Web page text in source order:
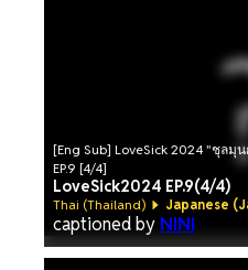
[Eng Sub] LoveSick 2024 "ชุลมุน
EP.9 [4/4]
LoveSick2024 EP.9(4/4)
Thai (Thailand) Japanese
captioned by NINI